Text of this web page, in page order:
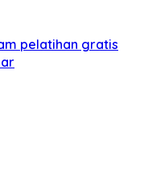
pelatihan gratis